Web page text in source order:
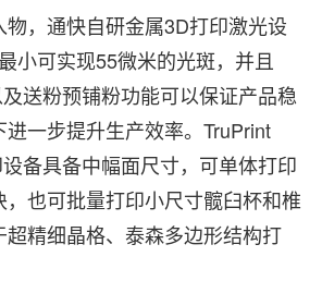
，通快自研金属3D打印激光设
小可实现55微米的光斑，并且
送粉预铺粉功能可以保证产品稳
一步提升生产效率。TruPrint
备具备中幅面尺寸，可单体打印
也可批量打印小尺寸髋臼杯和椎
精细晶格、泰森多边形结构打